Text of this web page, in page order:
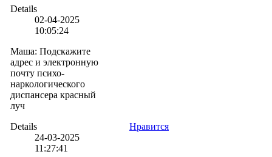
Details
02-04-2025
10:05:24
Маша: Подскажите
адрес и электронную
почту психо-
наркологического
диспансера красный
луч
Details
24-03-2025
11:27:41
Нравится